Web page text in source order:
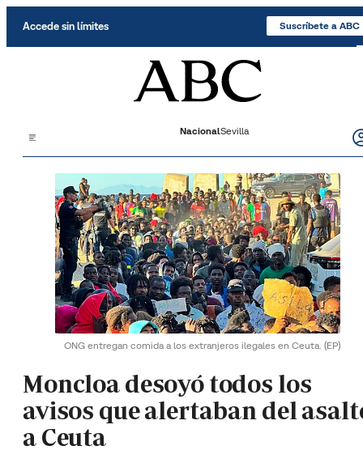
Accede sin límites Suscríbete a ABC
NacionalSevilla
ONG entregan comida a los extranjeros ilegales en Ceuta. (EP)
Moncloa desoyó todos los
avisos que alertaban del
a Ceuta